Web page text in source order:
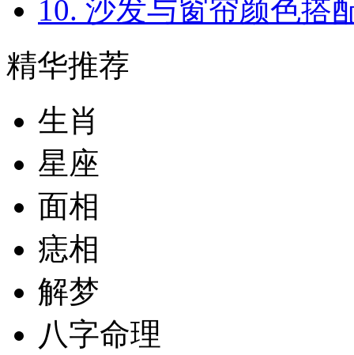
10. 沙发与窗帘颜色搭
精华推荐
生肖
星座
面相
痣相
解梦
八字命理